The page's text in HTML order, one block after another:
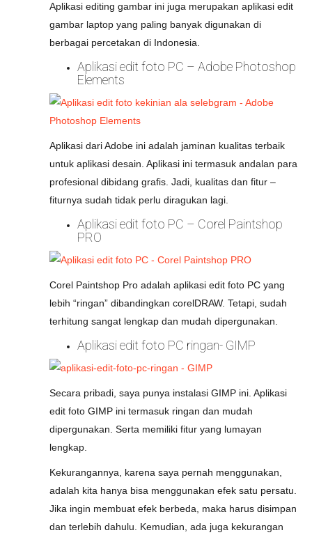
Aplikasi editing gambar ini juga merupakan aplikasi edit
gambar laptop yang paling banyak digunakan di
berbagai percetakan di Indonesia.
Aplikasi edit foto PC – Adobe Photoshop
Elements
Aplikasi dari Adobe ini adalah jaminan kualitas terbaik
untuk aplikasi desain. Aplikasi ini termasuk andalan para
profesional dibidang grafis. Jadi, kualitas dan fitur –
fiturnya sudah tidak perlu diragukan lagi.
Aplikasi edit foto PC – Corel Paintshop
PRO
Corel Paintshop Pro adalah aplikasi edit foto PC yang
lebih “ringan” dibandingkan corelDRAW. Tetapi, sudah
terhitung sangat lengkap dan mudah dipergunakan.
Aplikasi edit foto PC ringan- GIMP
Secara pribadi, saya punya instalasi GIMP ini. Aplikasi
edit foto GIMP ini termasuk ringan dan mudah
dipergunakan. Serta memiliki fitur yang lumayan
lengkap.
Kekurangannya, karena saya pernah menggunakan,
adalah kita hanya bisa menggunakan efek satu persatu.
Jika ingin membuat efek berbeda, maka harus disimpan
dan terlebih dahulu. Kemudian, ada juga kekurangan